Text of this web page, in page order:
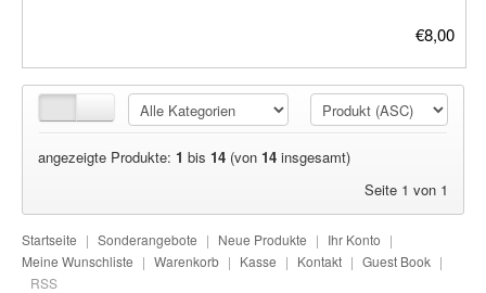
B: 9 - 60 cm L+B+H: max. 90cm
€8,00
angezeigte Produkte: 1 bis 14 (von 14 insgesamt)
Seite 1 von 1
Startseite | Sonderangebote | Neue Produkte | Ihr Konto |
Meine Wunschliste | Warenkorb | Kasse | Kontakt | Guest Book |
RSS